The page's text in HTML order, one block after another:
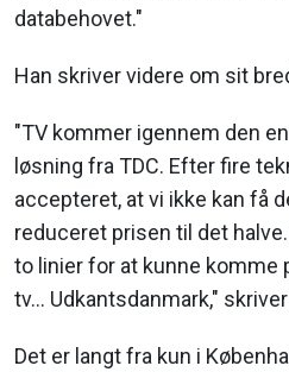
databehovet."
Han skriver videre om sit
"TV kommer igennem den
løsning fra TDC. Efter fire
accepteret, at vi ikke kan få
reduceret prisen til det
to linier for at kunne komme
tv... Udkantsdanmark,"
Det er langt fra kun i